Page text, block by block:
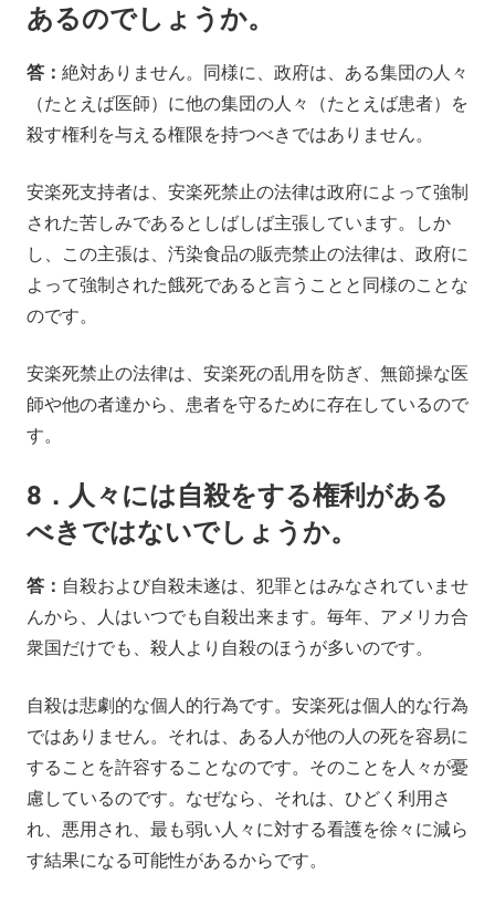
あるのでしょうか。
答： 絶対ありません。同様に、政府は、ある集団の人々
（たとえば医師）に他の集団の人々（たとえば患者）を
殺す権利を与える権限を持つべきではありません。
安楽死支持者は、安楽死禁止の法律は政府によって強制
された苦しみであるとしばしば主張しています。しか
し、この主張は、汚染食品の販売禁止の法律は、政府に
よって強制された餓死であると言うことと同様のことな
のです。
安楽死禁止の法律は、安楽死の乱用を防ぎ、無節操な医
師や他の者達から、患者を守るために存在しているので
す。
8．人々には自殺をする権利がある
べきではないでしょうか。
答： 自殺および自殺未遂は、犯罪とはみなされていませ
んから、人はいつでも自殺出来ます。毎年、アメリカ合
衆国だけでも、殺人より自殺のほうが多いのです。
自殺は悲劇的な個人的行為です。安楽死は個人的な行為
ではありません。それは、ある人が他の人の死を容易に
することを許容することなのです。そのことを人々が憂
慮しているのです。なぜなら、それは、ひどく利用さ
れ、悪用され、最も弱い人々に対する看護を徐々に減ら
す結果になる可能性があるからです。